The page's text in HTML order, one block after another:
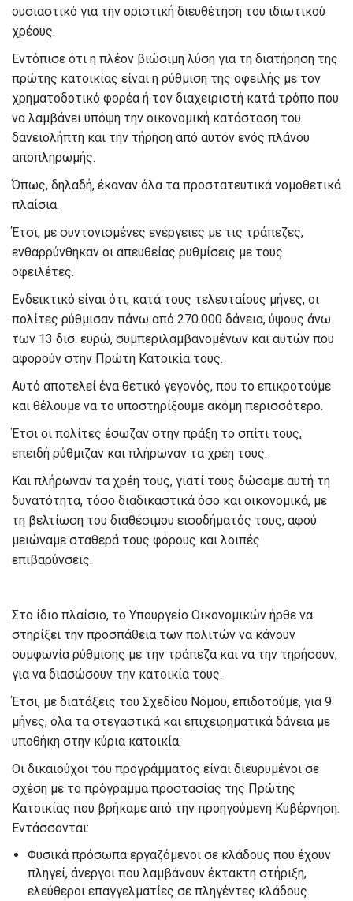
ουσιαστικό για την οριστική διευθέτηση του ιδιωτικού
χρέους.
Εντόπισε ότι η πλέον βιώσιμη λύση για τη διατήρηση της
πρώτης κατοικίας είναι η ρύθμιση της οφειλής με τον
χρηματοδοτικό φορέα ή τον διαχειριστή κατά τρόπο που
να λαμβάνει υπόψη την οικονομική κατάσταση του
δανειολήπτη και την τήρηση από αυτόν ενός πλάνου
αποπληρωμής.
Όπως, δηλαδή, έκαναν όλα τα προστατευτικά νομοθετικά
πλαίσια.
Έτσι, με συντονισμένες ενέργειες με τις τράπεζες,
ενθαρρύνθηκαν οι απευθείας ρυθμίσεις με τους
οφειλέτες.
Ενδεικτικό είναι ότι, κατά τους τελευταίους μήνες, οι
πολίτες ρύθμισαν πάνω από 270.000 δάνεια, ύψους άνω
των 13 δισ. ευρώ, συμπεριλαμβανομένων και αυτών που
αφορούν στην Πρώτη Κατοικία τους.
Αυτό αποτελεί ένα θετικό γεγονός, που το επικροτούμε
και θέλουμε να το υποστηρίξουμε ακόμη περισσότερο.
Έτσι οι πολίτες έσωζαν στην πράξη το σπίτι τους,
επειδή ρύθμιζαν και πλήρωναν τα χρέη τους.
Και πλήρωναν τα χρέη τους, γιατί τους δώσαμε αυτή τη
δυνατότητα, τόσο διαδικαστικά όσο και οικονομικά, με
τη βελτίωση του διαθέσιμου εισοδήματός τους, αφού
μειώναμε σταθερά τους φόρους και λοιπές
επιβαρύνσεις.
Στο ίδιο πλαίσιο, το Υπουργείο Οικονομικών ήρθε να
στηρίξει την προσπάθεια των πολιτών να κάνουν
συμφωνία ρύθμισης με την τράπεζα και να την τηρήσουν,
για να διασώσουν την κατοικία τους.
Έτσι, με διατάξεις του Σχεδίου Νόμου, επιδοτούμε, για 9
μήνες, όλα τα στεγαστικά και επιχειρηματικά δάνεια με
υποθήκη στην κύρια κατοικία.
Οι δικαιούχοι του προγράμματος είναι διευρυμένοι σε
σχέση με το πρόγραμμα προστασίας της Πρώτης
Κατοικίας που βρήκαμε από την προηγούμενη Κυβέρνηση.
Εντάσσονται:
Φυσικά πρόσωπα εργαζόμενοι σε κλάδους που έχουν
πληγεί, άνεργοι που λαμβάνουν έκτακτη στήριξη,
ελεύθεροι επαγγελματίες σε πληγέντες κλάδους.